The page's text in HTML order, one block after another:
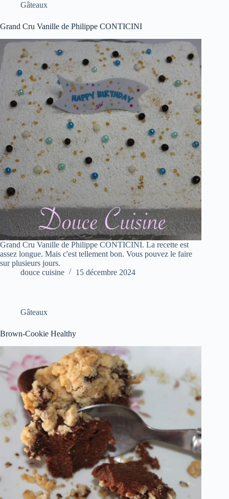
Gâteaux
Grand Cru Vanille de Philippe CONTICINI
Grand Cru Vanille de Philippe CONTICINI. La recette est
assez longue. Mais c'est tellement bon. Vous pouvez le faire
sur plusieurs jours.
douce cuisine
15 décembre 2024
Gâteaux
Brown-Cookie Healthy